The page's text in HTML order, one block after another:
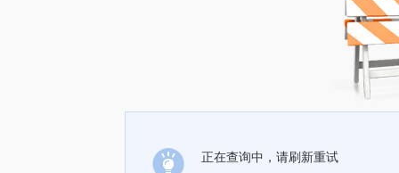
正在查询中，请刷新重试